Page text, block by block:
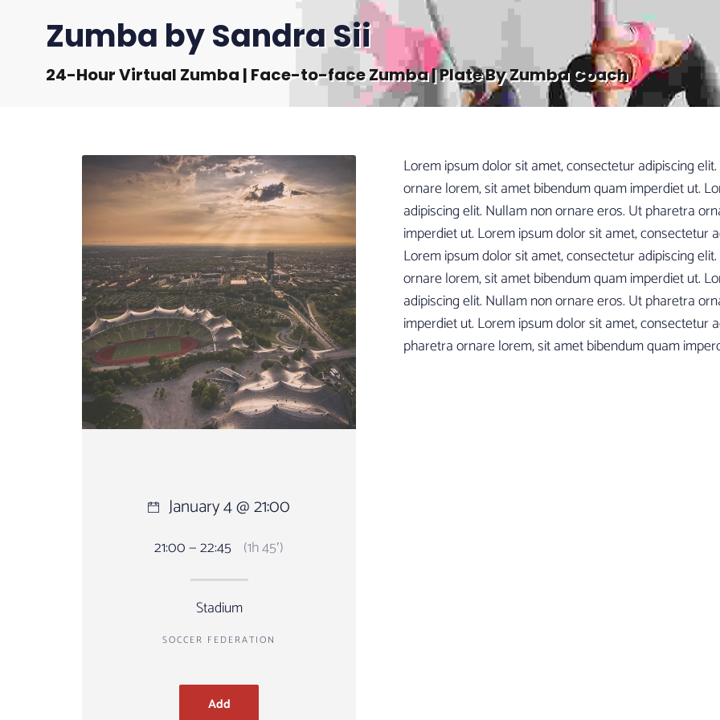
Zumba by Sandra Sii
24-Hour Virtual Zumba | Face-to-face Zumba | Plate By Zumba Coach
Lorem ipsum dolor sit amet, consectetur adipiscing
ornare lorem, sit amet bibendum quam imperdiet ut.
adipiscing elit. Nullam non ornare eros. Ut pharetra
imperdiet ut. Lorem ipsum dolor sit amet, consectetur
Lorem ipsum dolor sit amet, consectetur adipiscing
ornare lorem, sit amet bibendum quam imperdiet ut.
adipiscing elit. Nullam non ornare eros. Ut pharetra
imperdiet ut. Lorem ipsum dolor sit amet, consectetur
pharetra ornare lorem, sit amet bibendum quam
January 4 @ 21:00
21:00 — 22:45 (1h 45′)
Stadium
SOCCER FEDERATION
Add